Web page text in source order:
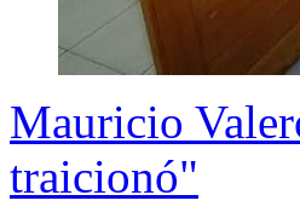
Mauricio
traicionó"